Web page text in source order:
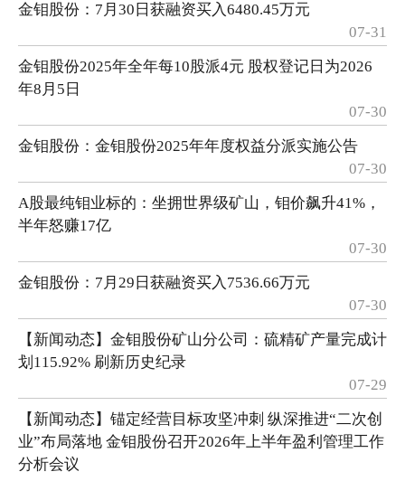
金钼股份：7月30日获融资买入6480.45万元
07-31
金钼股份2025年全年每10股派4元 股权登记日为2026
年8月5日
07-30
金钼股份：金钼股份2025年年度权益分派实施公告
07-30
A股最纯钼业标的：坐拥世界级矿山，钼价飙升41%，
半年怒赚17亿
07-30
金钼股份：7月29日获融资买入7536.66万元
07-30
【新闻动态】金钼股份矿山分公司：硫精矿产量完成计
划115.92% 刷新历史纪录
07-29
【新闻动态】锚定经营目标攻坚冲刺 纵深推进“二次创
业”布局落地 金钼股份召开2026年上半年盈利管理工作
分析会议